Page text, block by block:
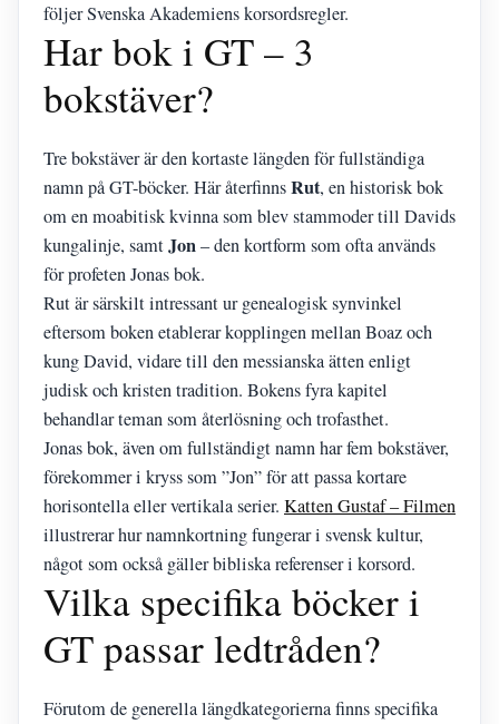
följer Svenska Akademiens korsordsregler.
Har bok i GT – 3
bokstäver?
Tre bokstäver är den kortaste längden för fullständiga
namn på GT-böcker. Här återfinnsRut, en historisk bok
om en moabitisk kvinna som blev stammoder till Davids
kungalinje, samtJon– den kortform som ofta används
för profeten Jonas bok.
Rut är särskilt intressant ur genealogisk synvinkel
eftersom boken etablerar kopplingen mellan Boaz och
kung David, vidare till den messianska ätten enligt
judisk och kristen tradition. Bokens fyra kapitel
behandlar teman som återlösning och trofasthet.
Jonas bok, även om fullständigt namn har fem bokstäver,
förekommer i kryss som ”Jon” för att passa kortare
horisontella eller vertikala serier. Katten Gustaf – Filmen
illustrerar hur namnkortning fungerar i svensk kultur,
något som också gäller bibliska referenser i korsord.
Vilka specifika böcker i
GT passar ledtråden?
Förutom de generella längdkategorierna finns specifika